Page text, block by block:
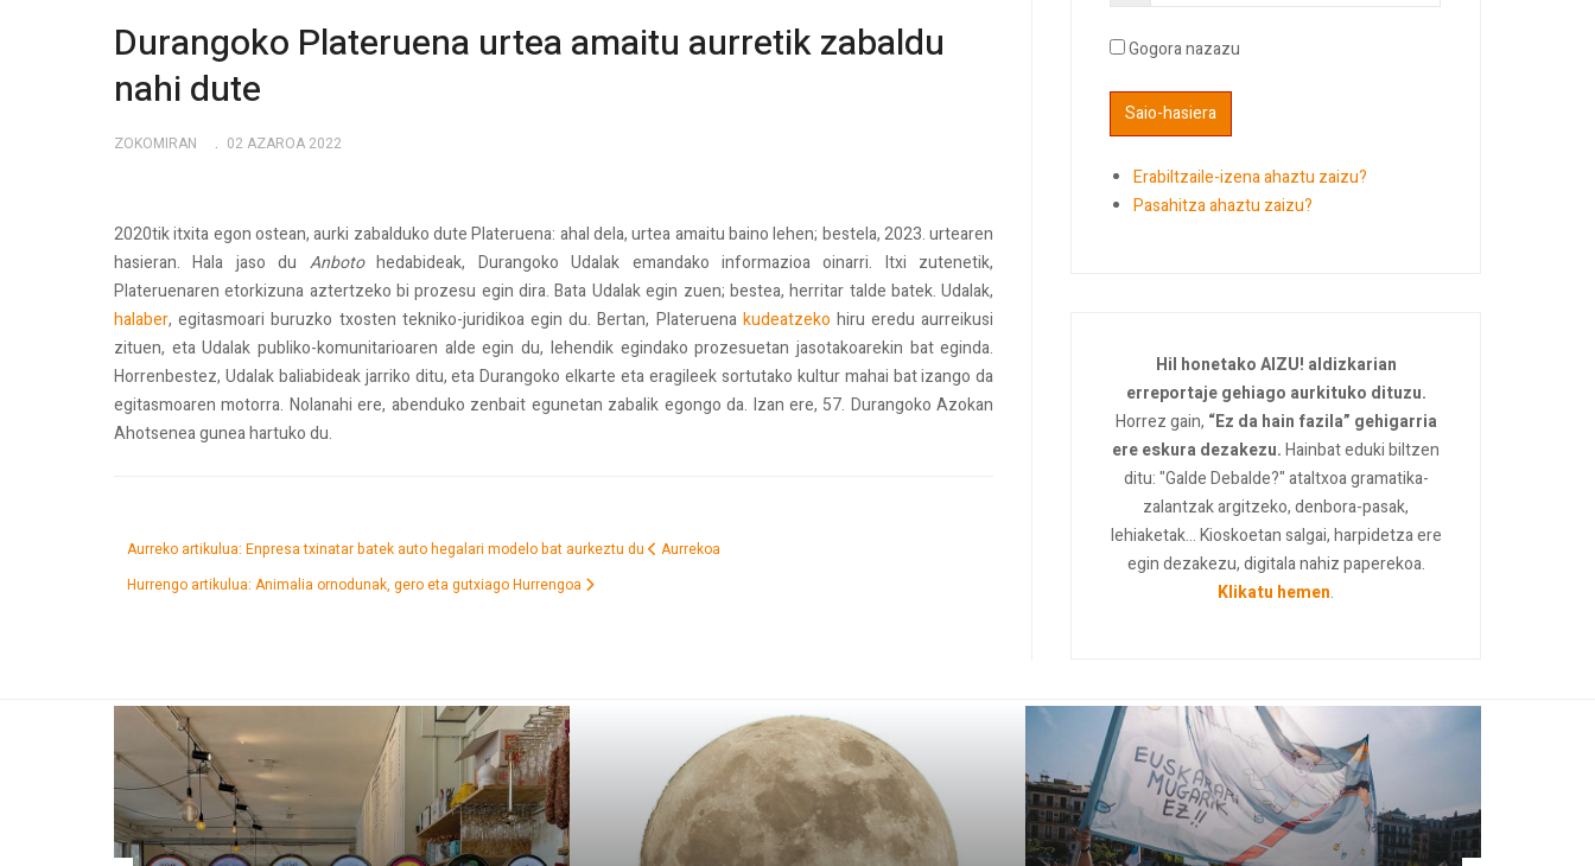
Durangoko Plateruena urtea amaitu aurretik zabaldu
nahi dute
ZOKOMIRAN 02 AZAROA 2022
2020tik itxita egon ostean, aurki zabalduko dute Plateruena: ahal dela, urtea amaitu baino lehen; bestela, 2023. urtearen
hasieran. Hala jaso du Anbotohedabideak, Durangoko Udalak emandako informazioa oinarri. Itxi zutenetik,
Plateruenaren etorkizuna aztertzeko bi prozesu egin dira. Bata Udalak egin zuen; bestea, herritar talde batek. Udalak,
halaber, egitasmoari buruzko txosten tekniko-juridikoa egin du. Bertan, Plateruena kudeatzeko hiru eredu aurreikusi
zituen, eta Udalak publiko-komunitarioaren alde egin du, lehendik egindako prozesuetan jasotakoarekin bat eginda.
Horrenbestez, Udalak baliabideak jarriko ditu, eta Durangoko elkarte eta eragileek sortutako kultur mahai bat izango da
egitasmoaren motorra. Nolanahi ere, abenduko zenbait egunetan zabalik egongo da. Izan ere, 57. Durangoko Azokan
Ahotsenea gunea hartuko du.
Aurreko artikulua: Enpresa txinatar batek auto hegalari modelo bat aurkeztu du
Aurrekoa
Hurrengo artikulua: Animalia ornodunak, gero eta gutxiagoHurrengoa
Gogora nazazu
Erabiltzaile-izena ahaztu zaizu?
Pasahitza ahaztu zaizu?
Hil honetako AIZU! aldizkarian
erreportaje gehiago aurkituko dituzu.
Horrez gain, “Ez da hain fazila” gehigarria
ere eskura dezakezu.Hainbat eduki biltzen
ditu: "Galde Debalde?" ataltxoa gramatika-
zalantzak argitzeko, denbora-pasak,
lehiaketak... Kioskoetan salgai, harpidetza ere
egin dezakezu, digitala nahiz paperekoa.
Klikatu hemen.